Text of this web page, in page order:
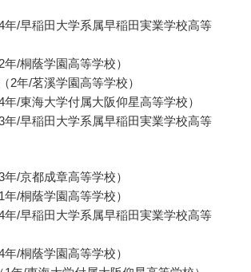
/早稲田大学系属早稲田実業学校高等
/桐蔭学園高等学校）
年/茗溪学園高等学校）
/東海大学付属大阪仰星高等学校）
/早稲田大学系属早稲田実業学校高等
/京都成章高等学校）
/桐蔭学園高等学校）
/早稲田大学系属早稲田実業学校高等
/桐蔭学園高等学校）